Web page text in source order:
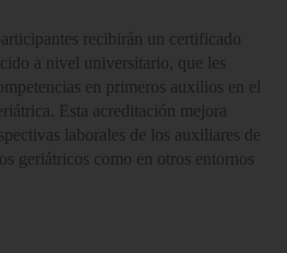
recibirán un certificado
a nivel universitario, que les
en primeros auxilios en el
Esta acreditación mejora
laborales de los auxiliares de
geriátricos como en otros entornos